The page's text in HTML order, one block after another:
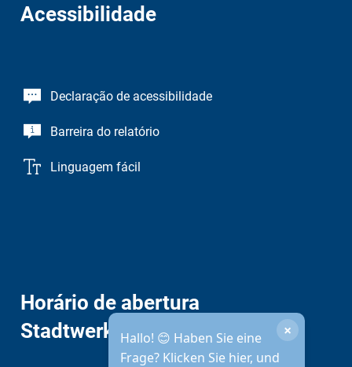
Acessibilidade
Declaração de acessibilidade
Barreira do relatório
Linguagem fácil
Horário de abertura
StadtwerkeHallo! 😊 Haben Sie eine
Frage? Klicken Sie hier, und
×